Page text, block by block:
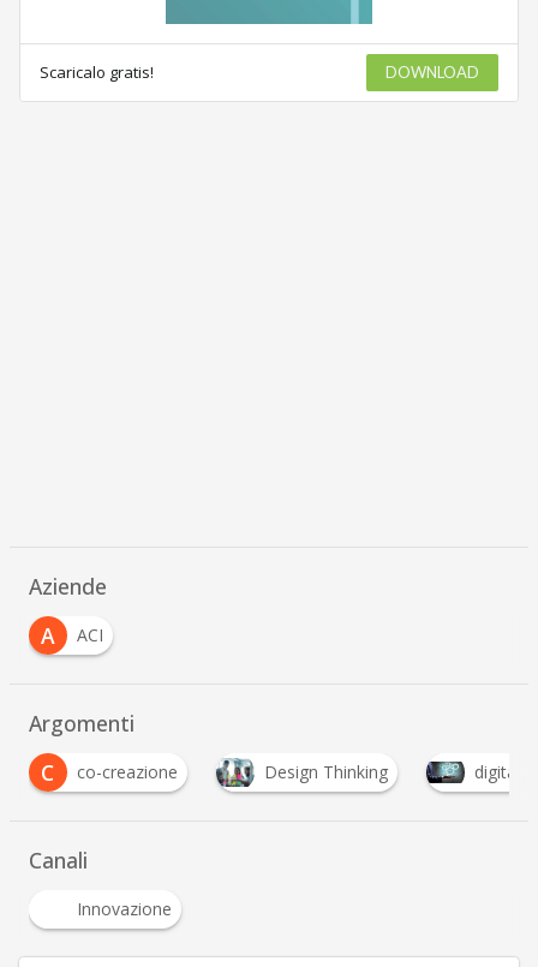
Scaricalo gratis! DOWNLOAD
Aziende
A
ACI
Argomenti
Design Thinking digitalizzazione
Canali
Innovazione